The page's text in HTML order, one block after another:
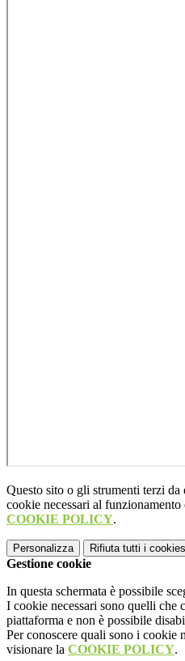
Questo sito o gli strumenti terzi
cookie necessari al
COOKIE POLICY.
Personalizza Rifiuta tutti i cookies
Gestione cookie
In questa schermata è possibile
I cookie necessari sono quelli che
piattaforma e non è possibile
Per conoscere quali sono i cookie
visionare la COOKIE POLICY.